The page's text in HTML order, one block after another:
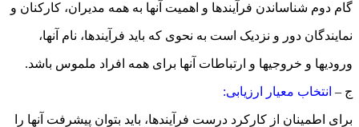
گام دوم شناساندن فرآیندها و اهمیت آنها به همه مدیران، کارکنان و
نمایندگان دور و نزدیک است به نحوی که باید فرآیندها، نام آنها،
ورودیها و خروجیها و ارتباطات آنها برای همه افراد ملموس باشد.
ج – انتخاب معیار ارزیابی:
برای اطمینان از کارکرد درست فرآیندها، باید بتوان پیشرفت آنها را